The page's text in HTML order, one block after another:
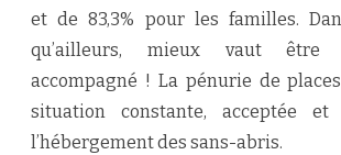
et de 83,3% pour les familles.
qu’ailleurs, mieux vaut être
accompagné ! La pénurie de
situation constante, acceptée et
l’hébergement des sans-abris.